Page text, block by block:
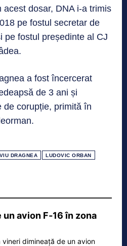
acest dosar, DNA i-a trimis
pe fostul secretar de
pe fostul președinte al CJ
a fost încercerat
de 3 ani și
de corupție, primită în
DRAGNEA LUDOVIC ORBAN
avion F‑16 în zona
dimineață de un avion